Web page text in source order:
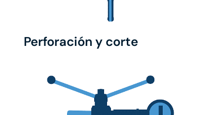
Perforación y corte